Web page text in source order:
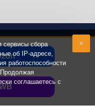
сервисы сбора
об IP-адресе,
работоспособности
соглашаетесь с